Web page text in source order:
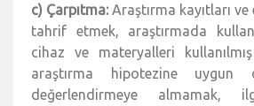
c) Çarpıtma: Araştırma kayıtları
tahrif etmek, araştırmada
cihaz ve materyalleri
araştırma hipotezine uygun
değerlendirmeye almamak,